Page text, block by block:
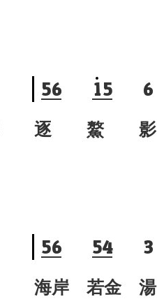
56 15 6
逐 鰲 影
56 54 3
海岸 若金 湯